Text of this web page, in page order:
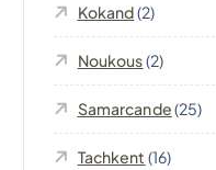
Kokand(2)
Noukous(2)
Samarcande(25)
Tachkent (16)